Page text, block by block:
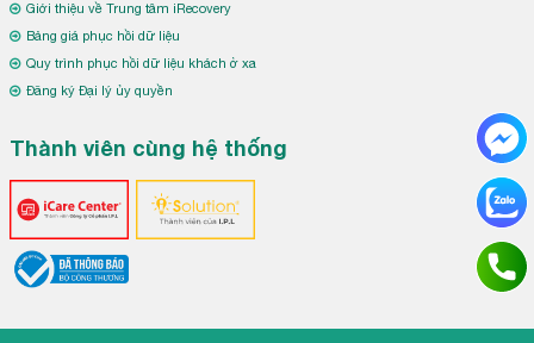
Giới thiệu về Trung tâm iRecovery
Bảng giá phục hồi dữ liệu
Quy trình phục hồi dữ liệu khách ở xa
Đăng ký Đại lý ủy quyền
Thành viên cùng hệ thống